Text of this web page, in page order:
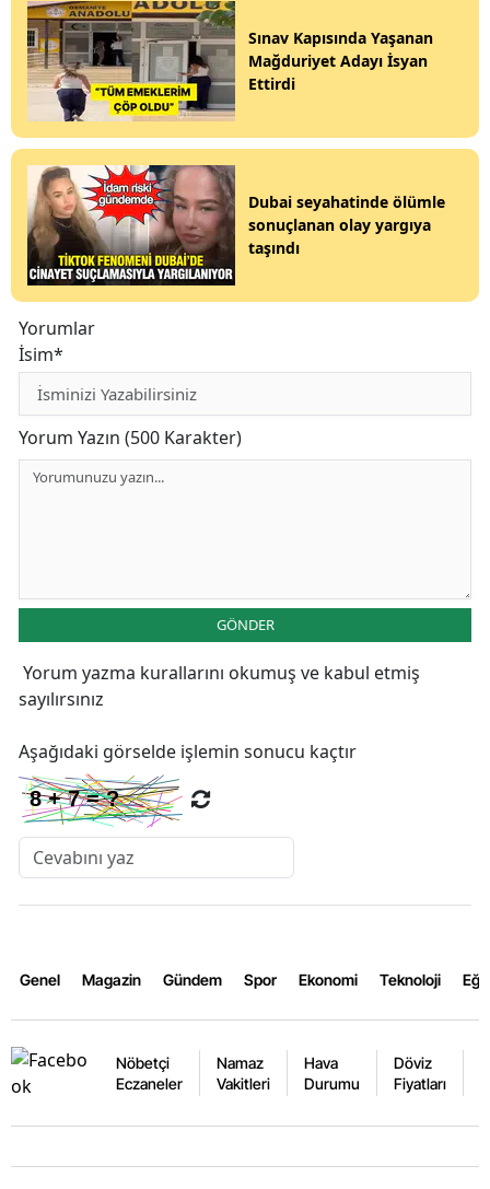
Sınav Kapısında Yaşanan
Mağduriyet Adayı İsyan
Ettirdi
Dubai seyahatinde ölümle
sonuçlanan olay yargıya
taşındı
Yorumlar
İsim*
Yorum Yazın (500 Karakter)
GÖNDER
Yorum yazma kurallarını okumuş ve kabul etmiş
sayılırsınız
Aşağıdaki görselde işlemin sonucu kaçtır
Genel Magazin Gündem Spor Ekonomi Teknoloji
Nöbetçi
Eczaneler
Namaz
Vakitleri
Hava
Durumu
Döviz
Fiyatları